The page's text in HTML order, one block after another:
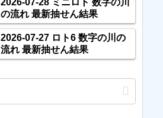
2026-07-28 ミニロト 数字の川
の流れ 最新抽せん結果
2026-07-27 ロト6 数字の川の
流れ 最新抽せん結果